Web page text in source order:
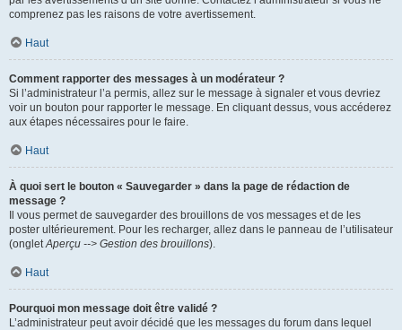
comprenez pas les raisons de votre avertissement.
Haut
Comment rapporter des messages à un modérateur ?
Si l’administrateur l’a permis, allez sur le message à signaler et vous devriez
voir un bouton pour rapporter le message. En cliquant dessus, vous accéderez
aux étapes nécessaires pour le faire.
Haut
À quoi sert le bouton « Sauvegarder » dans la page de rédaction de
message ?
Il vous permet de sauvegarder des brouillons de vos messages et de les
poster ultérieurement. Pour les recharger, allez dans le panneau de l’utilisateur
(ongletAperçu --> Gestion des brouillons).
Haut
Pourquoi mon message doit être validé ?
L’administrateur peut avoir décidé que les messages du forum dans lequel